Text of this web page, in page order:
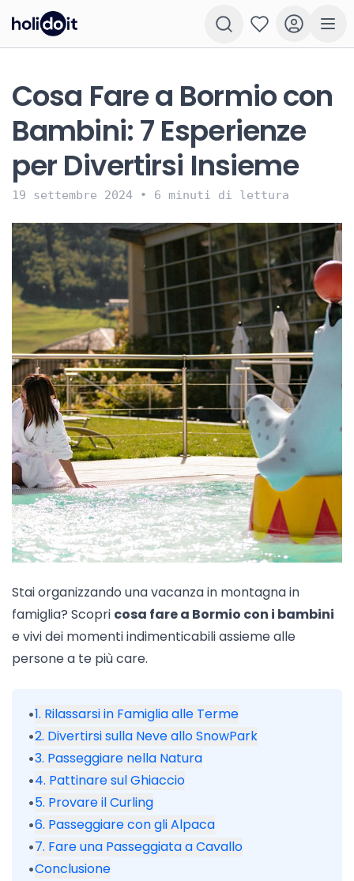
Cosa Fare a Bormio con
Bambini: 7 Esperienze
per Divertirsi Insieme
19 settembre 2024 • 6 minuti di lettura
Stai organizzando una vacanza in montagna in
famiglia? Scopri cosa fare a Bormio con i bambini
e vivi dei momenti indimenticabili assieme alle
persone a te più care.
•1. Rilassarsi in Famiglia alle Terme
•2. Divertirsi sulla Neve allo SnowPark
•3. Passeggiare nella Natura
•4. Pattinare sul Ghiaccio
•5. Provare il Curling
•6. Passeggiare con gli Alpaca
•7. Fare una Passeggiata a Cavallo
•Conclusione